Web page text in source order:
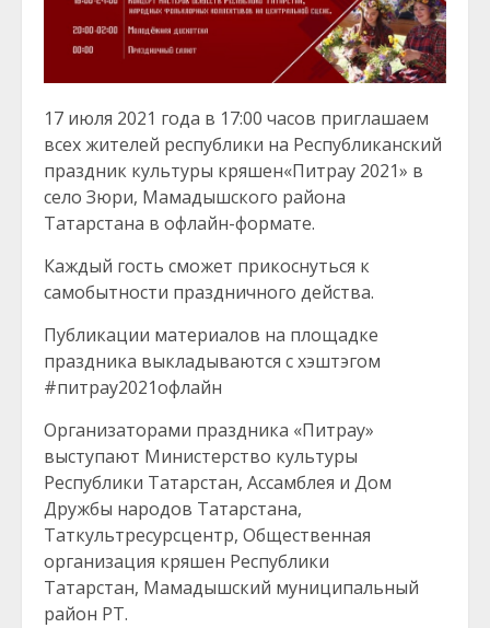
17 июля 2021 года в 17:00 часов приглашаем
всех жителей республики на Республиканский
праздник культуры кряшен«Питрау 2021» в
село Зюри, Мамадышского района
Татарстана в офлайн-формате.
Каждый гость сможет прикоснуться к
самобытности праздничного действа.
Публикации материалов на площадке
праздника выкладываются с хэштэгом
#питрау2021офлайн
Организаторами праздника «Питрау»
выступают Министерство культуры
Республики Татарстан, Ассамблея и Дом
Дружбы народов Татарстана,
Таткультресурсцентр, Общественная
организация кряшен Республики
Татарстан, Мамадышский муниципальный
район РТ.